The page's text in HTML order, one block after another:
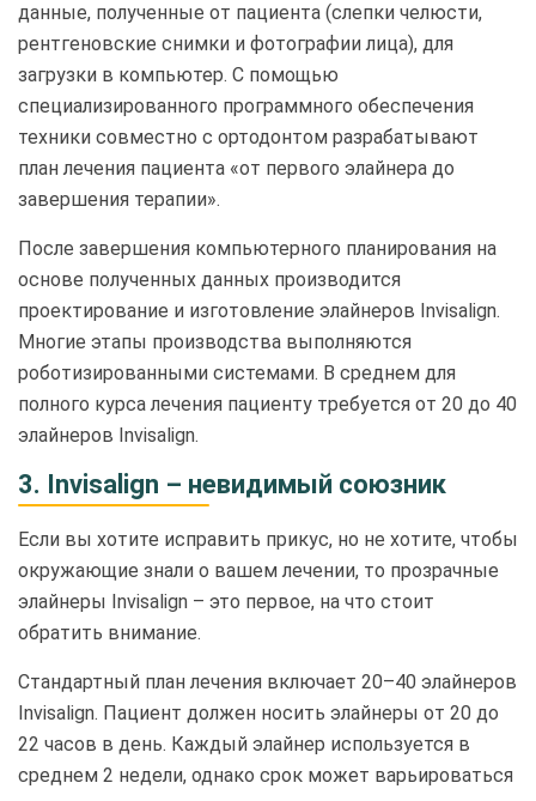
данные, полученные от пациента (слепки челюсти,
рентгеновские снимки и фотографии лица), для
загрузки в компьютер. С помощью
специализированного программного обеспечения
техники совместно с ортодонтом разрабатывают
план лечения пациента «от первого элайнера до
завершения терапии».
После завершения компьютерного планирования на
основе полученных данных производится
проектирование и изготовление элайнеров Invisalign.
Многие этапы производства выполняются
роботизированными системами. В среднем для
полного курса лечения пациенту требуется от 20 до 40
элайнеров Invisalign.
3. Invisalign – невидимый союзник
Если вы хотите исправить прикус, но не хотите, чтобы
окружающие знали о вашем лечении, то прозрачные
элайнеры Invisalign – это первое, на что стоит
обратить внимание.
Стандартный план лечения включает 20–40 элайнеров
Invisalign. Пациент должен носить элайнеры от 20 до
22 часов в день. Каждый элайнер используется в
среднем 2 недели, однако срок может варьироваться